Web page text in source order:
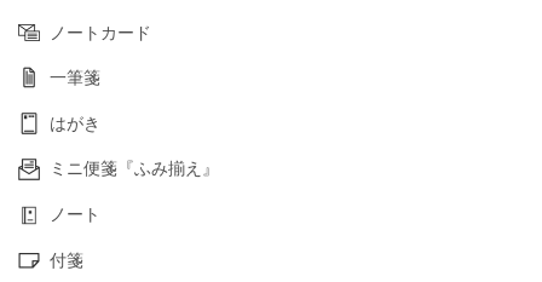
ノートカード
一筆箋
はがき
ミニ便箋『ふみ揃え』
ノート
付箋